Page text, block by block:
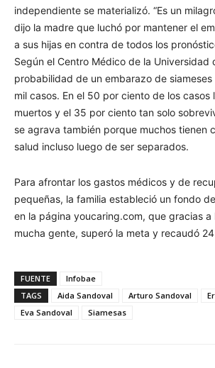
independiente se materializó. “Es un
dijo la madre que luchó por mantener el
a sus hijas en contra de todos los
Según el Centro Médico de la Universidad
probabilidad de un embarazo de
mil casos. En el 50 por ciento de los casos
muertos y el 35 por ciento tan solo
se agrava también porque muchos tienen
salud incluso luego de ser separados.
Para afrontar los gastos médicos y de
pequeñas, la familia estableció un fondo
en la página youcaring.com, que gracias
mucha gente, superó la meta y recaudó
FUENTE
Infobae
TAGS
Aida Sandoval Arturo Sandoval
Eva Sandoval
Siamesas